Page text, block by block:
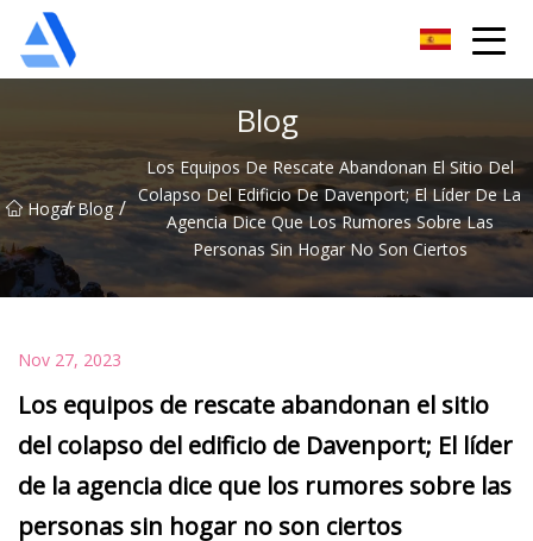
Blog
Hogar
/ Blog /
Los Equipos De Rescate Abandonan El Sitio Del
Colapso Del Edificio De Davenport; El Líder De La
Agencia Dice Que Los Rumores Sobre Las
Personas Sin Hogar No Son Ciertos
Nov 27, 2023
Los equipos de rescate abandonan el sitio
del colapso del edificio de Davenport; El líder
de la agencia dice que los rumores sobre las
personas sin hogar no son ciertos